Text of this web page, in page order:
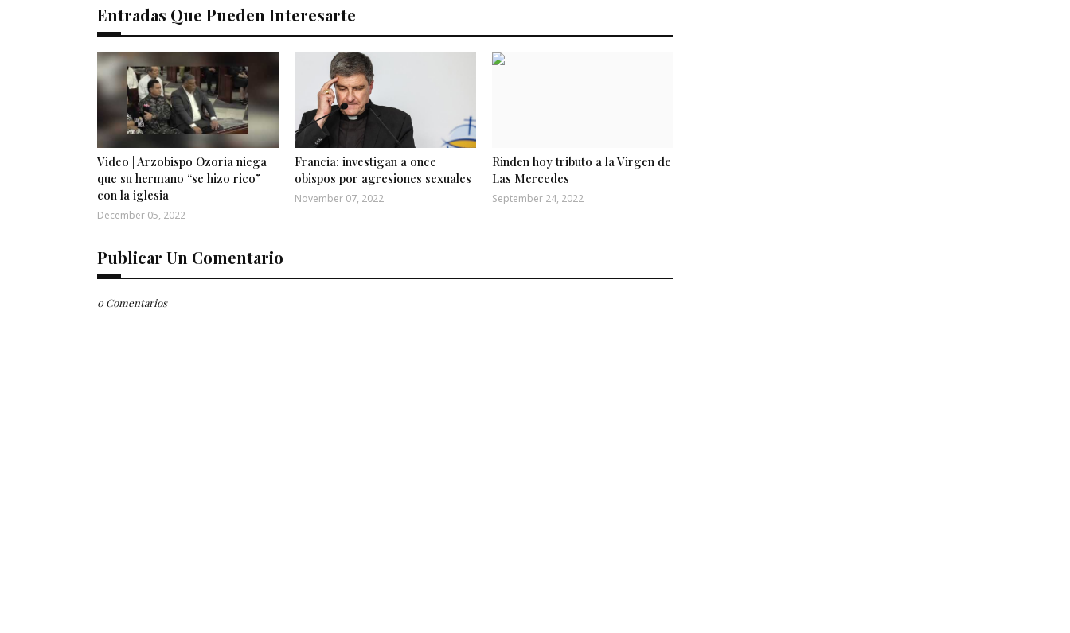
Entradas Que Pueden Interesarte
Video | Arzobispo Ozoria niega
que su hermano “se hizo rico”
con la iglesia
December 05, 2022
Francia: investigan a once
obispos por agresiones sexuales
November 07, 2022
Rinden hoy tributo a la Virgen de
Las Mercedes
September 24, 2022
Publicar Un Comentario
0 Comentarios